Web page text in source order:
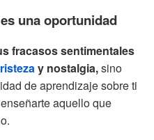
una oportunidad
fracasos sentimentales
y nostalgia,sino
de aprendizaje sobre ti
aquello que